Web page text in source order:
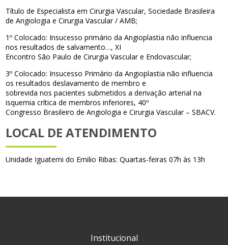
Título de Especialista em Cirurgia Vascular, Sociedade Brasileira
de Angiologia e Cirurgia Vascular / AMB;
1º Colocado: Insucesso primário da Angioplastia não influencia
nos resultados de salvamento…, XI
Encontro São Paulo de Cirurgia Vascular e Endovascular;
3º Colocado: Insucesso Primário da Angioplastia não influencia
os resultados deslavamento de membro e
sobrevida nos pacientes submetidos a derivação arterial na
isquemia crítica de membros inferiores, 40º
Congresso Brasileiro de Angiologia e Cirurgia Vascular – SBACV.
LOCAL DE ATENDIMENTO
Unidade Iguatemi do Emilio Ribas: Quartas-feiras 07h às 13h
Institucional